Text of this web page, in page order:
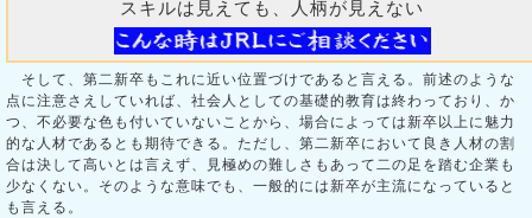
スキルは見えても、人柄が見えない
そして、第二新卒もこれに近い位置づけであると言える。前述のような
点に注意さえしていれば、社会人としての基礎的教育は終わっており、か
つ、不必要な色も付いていないことから、場合によっては新卒以上に魅力
的な人材であるとも期待できる。ただし、第二新卒において良き人材の割
合は決して高いとは言えず、見極めの難しさもあって二の足を踏む企業も
少なくない。そのような意味でも、一般的には新卒が主流になっていると
も言える。